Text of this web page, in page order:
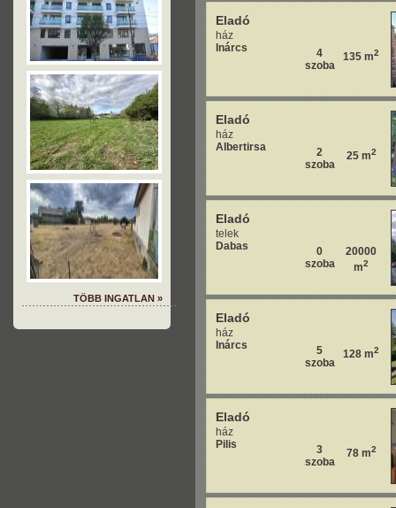
TÖBB INGATLAN »
Eladó
ház
Inárcs
4
szoba
135 m2
Eladó
ház
Albertirsa
2
szoba
25 m2
Eladó
telek
Dabas
0
szoba
20000
m2
Eladó
ház
Inárcs
5
szoba
128 m2
Eladó
ház
Pilis
3
szoba
78 m2